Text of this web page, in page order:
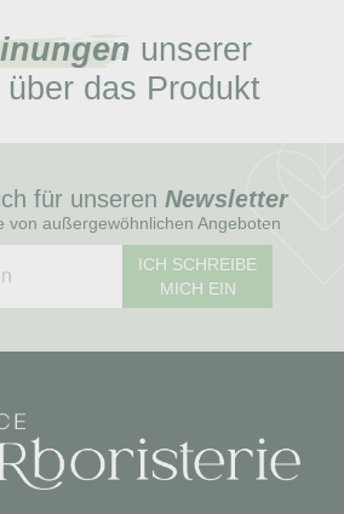
unserer
über das Produkt
für unseren Newsletter
von außergewöhnlichen Angeboten
ICH SCHREIBE
MICH EIN